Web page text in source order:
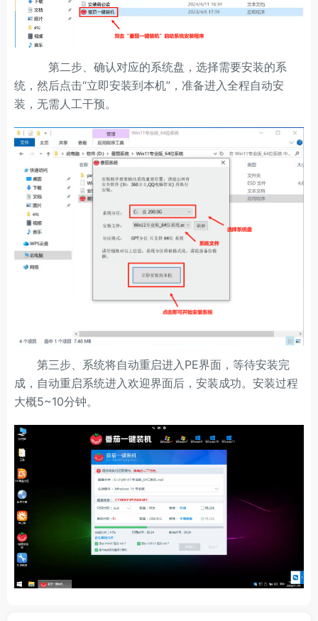
第二步、确认对应的系统盘，选择需要安装的系
统，然后点击“立即安装到本机”，准备进入全程自动安
装，无需人工干预。
第三步、系统将自动重启进入PE界面，等待安装完
成，自动重启系统进入欢迎界面后，安装成功。安装过程
大概5~10分钟。